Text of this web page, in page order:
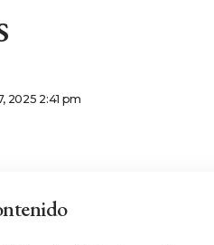
2025 2:41 pm